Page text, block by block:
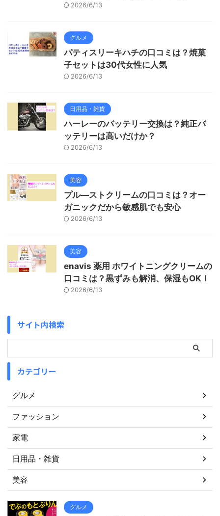
2026/6/13
グルメ
パティスリーキハチの口コミは？焼菓
子セットは30代女性に人気
2026/6/13
日用品・雑貨
ハーレーのバッテリー交換は？純正バ
ッテリーは高いだけか？
2026/6/13
美容
プル―ストクリームの口コミは？オー
ガニックだから敏感肌でも安心
2026/6/13
美容
enavis 薬用 ホワイトニングクリームの
口コミは？黒ずみも解消、保湿もOK！
2026/6/13
サイト内検索
カテゴリー
グルメ
ファッション
家電
日用品・雑貨
美容
グルメ